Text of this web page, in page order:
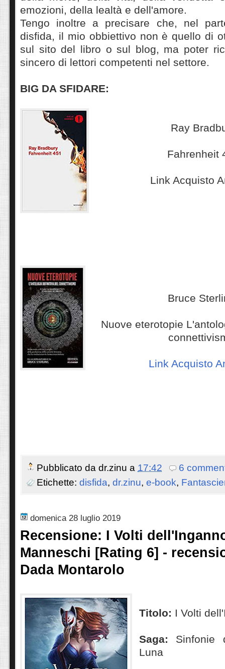
emozioni, della lealtà e dell'amore.
Tengo inoltre a precisare che, nel
disfida, il mio obbiettivo non è quello di
sul sito del libro o sul blog, ma poter
sincero di lettori competenti nel settore.
BIG DA SFIDARE:
Ray
Fahrenheit
Link Acquisto
Bruce
Nuove eterotopie
Link Acquisto
Pubblicato da dr.zinu a 17:42
6
Etichette: disfida, dr.zinu, e-book,
domenica 28 luglio 2019
Recensione: I Volti
Manneschi [Rating 6] -
Dada Montarolo
Titolo: I Volti
Saga: Sinfonie
Luna